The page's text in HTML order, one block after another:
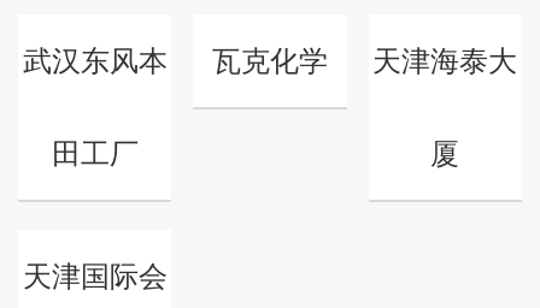
武汉东风本
田工厂
瓦克化学 天津海泰大
厦
天津国际会